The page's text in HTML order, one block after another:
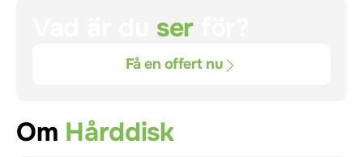
ser
Få en offert nu
Om Hårddisk